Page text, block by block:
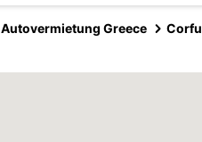
Autovermietung Greece Corfu